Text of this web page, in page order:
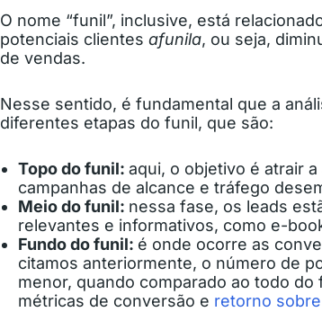
O nome “funil”, inclusive, está
potenciais clientes afunila, ou seja,
de vendas.
Nesse sentido, é fundamental que a
diferentes etapas do funil, que são:
Topo do funil: aqui, o objetivo é atrair
campanhas de alcance e tráfego
Meio do funil: nessa fase, os leads
relevantes e informativos, como e-
Fundo do funil: é onde ocorre as
citamos anteriormente, o número de
menor, quando comparado ao todo
métricas de conversão e retorno